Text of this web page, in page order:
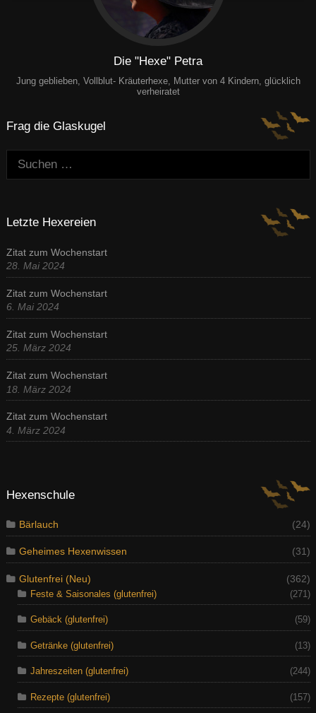
Die "Hexe" Petra
Jung geblieben, Vollblut- Kräuterhexe, Mutter von 4 Kindern, glücklich
verheiratet
Frag die Glaskugel
Suchen:
Letzte Hexereien
Zitat zum Wochenstart
28. Mai 2024
Zitat zum Wochenstart
6. Mai 2024
Zitat zum Wochenstart
25. März 2024
Zitat zum Wochenstart
18. März 2024
Zitat zum Wochenstart
4. März 2024
Hexenschule
Bärlauch (24)
Geheimes Hexenwissen (31)
Glutenfrei (Neu)
(362)
Feste & Saisonales (glutenfrei)
(271)
Gebäck (glutenfrei) (59)
Getränke (glutenfrei) (13)
Jahreszeiten (glutenfrei) (244)
Rezepte (glutenfrei) (157)